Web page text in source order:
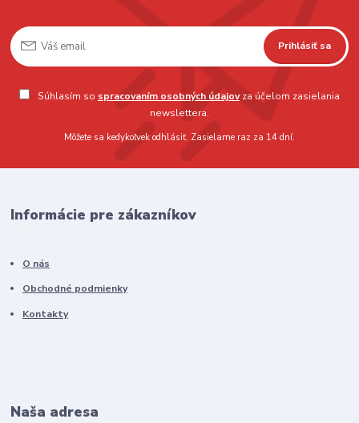
Prihlásiť sa
Súhlasím so spracovaním osobných údajovza účelom zasielania
newslettera.
Môžete sa kedykoľvek odhlásiť. Zasielame raz za 14 dní.
Informácie pre zákazníkov
O nás
Obchodné podmienky
Kontakty
Naša adresa